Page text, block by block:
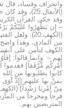
وانحراف وفساد، قال
وقد حكى القرآن
– إِن يَظْهَرُوا عَلَيْكُمْ
(الكهف:20).
من المادي، وهذا واضح
الكهف لنأمن على
لهم – وإنما قالوا:
أَمْرِكُم مِّرْفَقاً] فقدموا
كانوا يطلبونها من
يمنَّ بها عليهم [إِذْ أَوَى
فرجاً ومخرجاً من
المتربصين بهم.